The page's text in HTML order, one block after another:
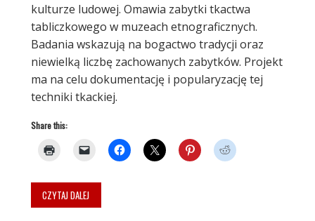
kulturze ludowej. Omawia zabytki tkactwa
tabliczkowego w muzeach etnograficznych.
Badania wskazują na bogactwo tradycji oraz
niewielką liczbę zachowanych zabytków. Projekt
ma na celu dokumentację i popularyzację tej
techniki tkackiej.
Share this:
CZYTAJ DALEJ